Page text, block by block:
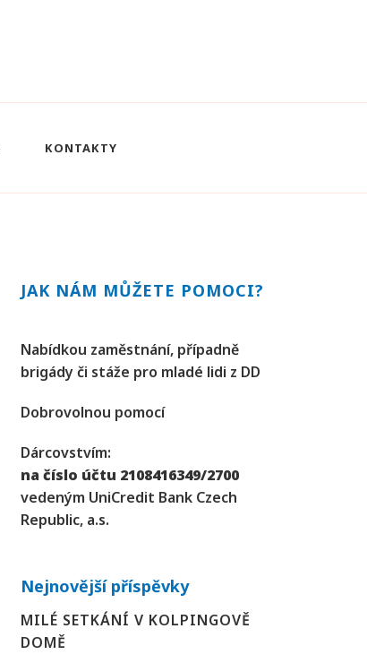
KONTAKTY
JAK NÁM MŮŽETE POMOCI?
Nabídkou zaměstnání, případně
brigády či stáže pro mladé lidi z DD
Dobrovolnou pomocí
Dárcovstvím:
na číslo účtu 2108416349/2700
vedeným UniCredit Bank Czech
Republic, a.s.
Nejnovější příspěvky
MILÉ SETKÁNÍ V KOLPINGOVĚ
DOMĚ